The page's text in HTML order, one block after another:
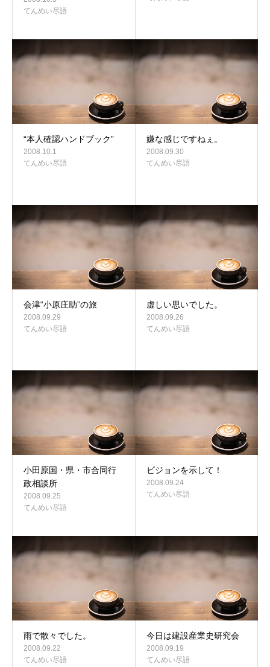
てんめい尽語
“本人確認ハンドブック”
2008.10.1
てんめい尽語
嫌な感じですねぇ。
2008.09.30
てんめい尽語
会津“小原庄助”の旅
2008.09.29
てんめい尽語
虚しい思いでした。
2008.09.26
てんめい尽語
小田原国・県・市合同行
政相談所
2008.09.25
てんめい尽語
ビジョンを示して！
2008.09.24
てんめい尽語
雨で散々でした。
2008.09.22
てんめい尽語
今日は建設産業史研究会
2008.09.19
てんめい尽語